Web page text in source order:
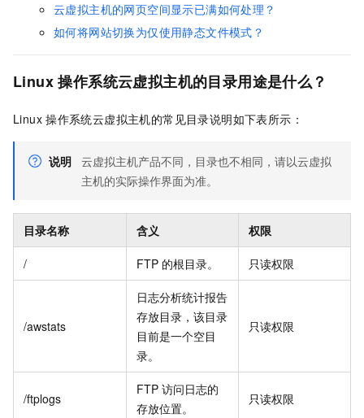
云虚拟主机的网页空间显示已满如何处理？
如何将网站切换为仅使用静态文件模式？
Linux 操作系统云虚拟主机的目录用途是什么？
Linux 操作系统云虚拟主机的常见目录说明如下表所示：
说明 云虚拟主机产品不同，目录也不相同，请以云虚拟
主机的实际操作界面为准。
目录名称 含义 权限
/ FTP 的根目录。 只读权限
/awstats
日志分析统计报告
存放目录，该目录
目前是一个空目
录。
只读权限
/ftplogs
FTP 访问日志的
存放位置。
只读权限